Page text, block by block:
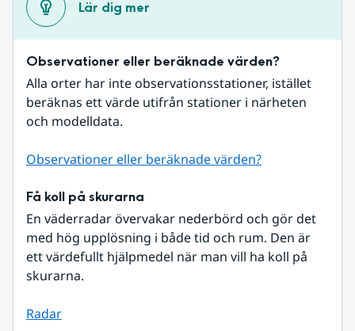
Lär dig mer
Observationer eller beräknade värden?
Alla orter har inte observationsstationer, istället
beräknas ett värde utifrån stationer i närheten
och modelldata.
Observationer eller beräknade värden?
Få koll på skurarna
En väderradar övervakar nederbörd och gör det
med hög upplösning i både tid och rum. Den är
ett värdefullt hjälpmedel när man vill ha koll på
skurarna.
Radar